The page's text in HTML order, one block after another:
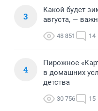
3
Какой будет
августа, —
48 851 14
4
Пирожное
в домашних
детства
30 756 15